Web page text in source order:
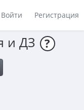
Войти Регистрация
и ДЗ ?